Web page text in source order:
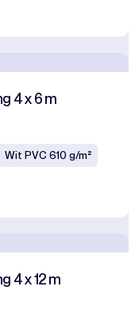
4 x 6 m
Wit PVC 610 g/m²
4 x 12 m